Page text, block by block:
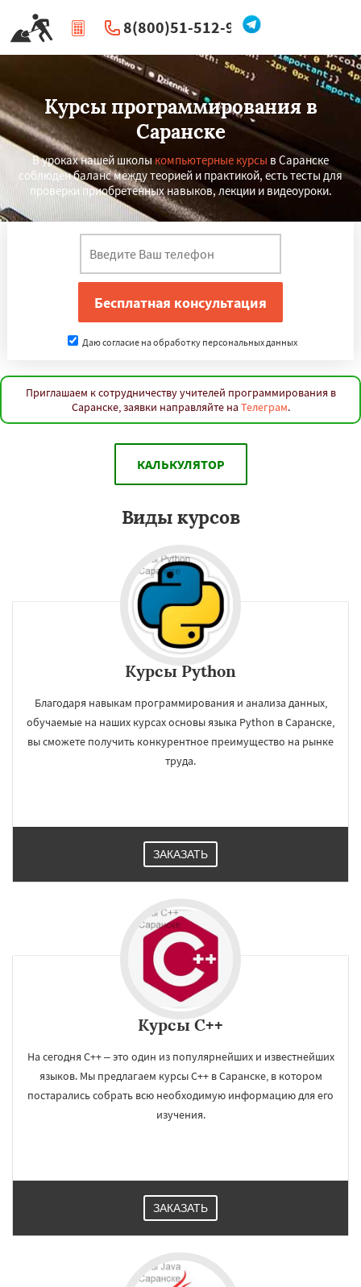
8(800)51-512-96
| Перезвоните мне
Курсы программирования в
Саранске
В уроках нашей школыкомпьютерные курсы в Саранске
соблюден баланс между теорией и практикой, есть тесты для
проверки приобретенных навыков, лекции и видеоуроки.
Даю согласие на обработку персональных данных
Приглашаем к сотрудничеству учителей программирования в
Саранске, заявки направляйте на Телеграм.
КАЛЬКУЛЯТОР
Виды курсов
Курсы Python
Благодаря навыкам программирования и анализа данных,
обучаемые на наших курсах основы языка Python в Саранске,
вы сможете получить конкурентное преимущество на рынке
труда.
ЗАКАЗАТЬ
Курсы C++
На сегодня С++ – это один из популярнейших и известнейших
языков. Мы предлагаем курсы C++ в Саранске, в котором
постарались собрать всю необходимую информацию для его
изучения.
ЗАКАЗАТЬ